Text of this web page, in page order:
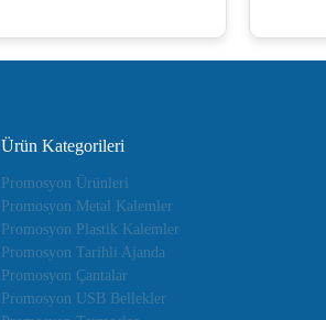
Ürün Kategorileri
Promosyon Ürünleri
Promosyon Metal Kalemler
Promosyon Plastik Kalemler
Promosyon Tarihli Ajanda
Promosyon Çantalar
Promosyon USB Bellekler